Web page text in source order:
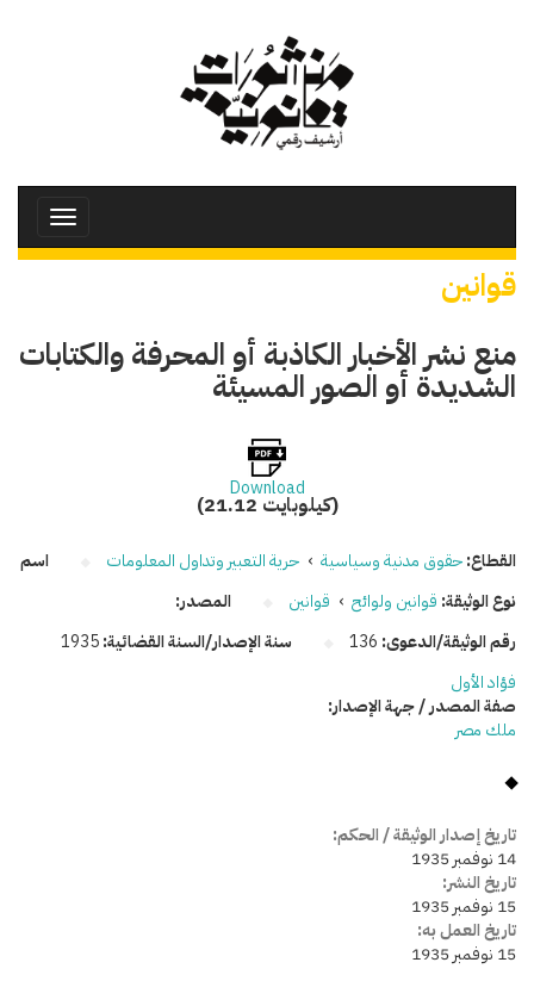
Toggle
قوانين
منع نشر الأخبار الكاذبة أو المحرفة والكتابات
الشديدة أو الصور المسيئة
Download
(21.12 كيلوبايت)
القطاع:حقوق مدنية وسياسية › حرية التعبير وتداول المعلومات
نوع الوثيقة: قوانين ولوائح › قوانين
رقم الوثيقة/الدعوى: 136 سنة الإصدار/السنة القضائية:1935
اسم
المصدر:
فؤاد الأول
صفة المصدر / جهة الإصدار:
ملك مصر
تاريخ إصدار الوثيقة / الحكم:
14 نوفمبر 1935
تاريخ النشر:
15 نوفمبر 1935
تاريخ العمل به:
15 نوفمبر 1935